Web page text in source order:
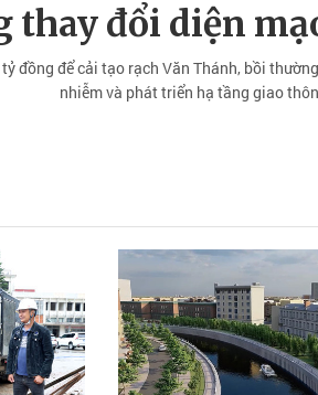
thay đổi diện
đồng để cải tạo rạch Văn Thánh, bồi
nhiễm và phát triển hạ tầng giao